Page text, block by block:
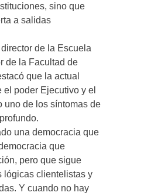
sino que
a salidas
de la Escuela
de la Facultad de
que la actual
poder Ejecutivo y el
uno de los síntomas de
una democracia que
que
pero que sigue
lógicas clientelistas y
Y cuando no hay